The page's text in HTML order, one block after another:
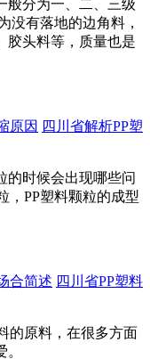
般分为一、二、三级
没有落地的边角料，
胶头料等，质量也是
四川省解析PP塑
的时候会出现哪些问
，PP塑料颗粒的成型
四川省PP塑料
的原料，在很多方面